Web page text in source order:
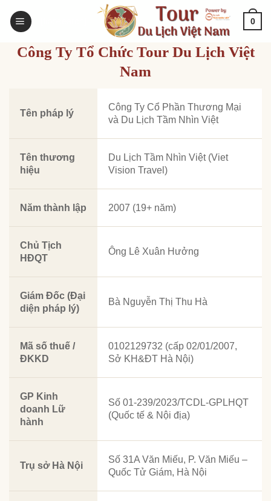
qua
dung
0
Công Ty Tổ Chức Tour Du Lịch Việt
Nam
Tên pháp lý
Công Ty Cổ Phần Thương Mại
và Du Lịch Tầm Nhìn Việt
Tên thương
hiệu
Du Lịch Tầm Nhìn Việt (Viet
Vision Travel)
Năm thành lập 2007 (19+ năm)
Chủ Tịch
HĐQT
Ông Lê Xuân Hưởng
Giám Đốc (Đại
diện pháp lý)
Bà Nguyễn Thị Thu Hà
Mã số thuế /
ĐKKD
0102129732 (cấp 02/01/2007,
Sở KH&ĐT Hà Nội)
GP Kinh
doanh Lữ
hành
Số 01-239/2023/TCDL-GPLHQT
(Quốc tế & Nội địa)
Trụ sở Hà Nội
Số 31A Văn Miếu, P. Văn Miếu –
Quốc Tử Giám, Hà Nội